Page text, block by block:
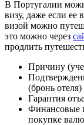
В Португалии
визу, даже если ее
визой можно
это можно через
продлить
Причину
(бронь отеля)
Гарантия
Финансовые
покупке